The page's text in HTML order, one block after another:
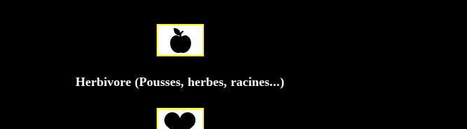
Herbivore (Pousses, herbes, racines...)